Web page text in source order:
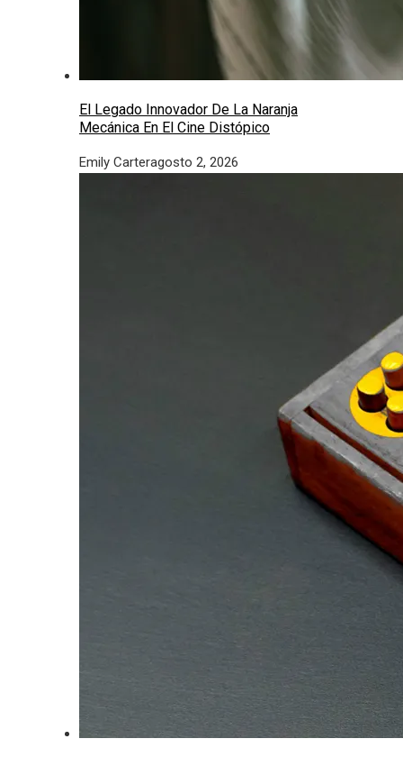
El Legado Innovador De La Naranja
Mecánica En El Cine Distópico
Emily Carteragosto 2, 2026